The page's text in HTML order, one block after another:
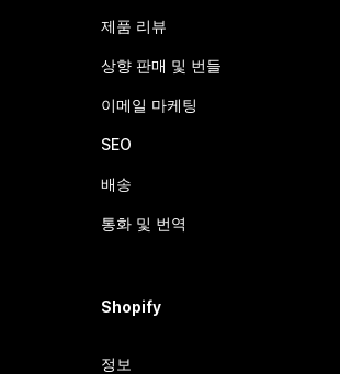
제품 리뷰
상향 판매 및 번들
이메일 마케팅
SEO
배송
통화 및 번역
Shopify
정보